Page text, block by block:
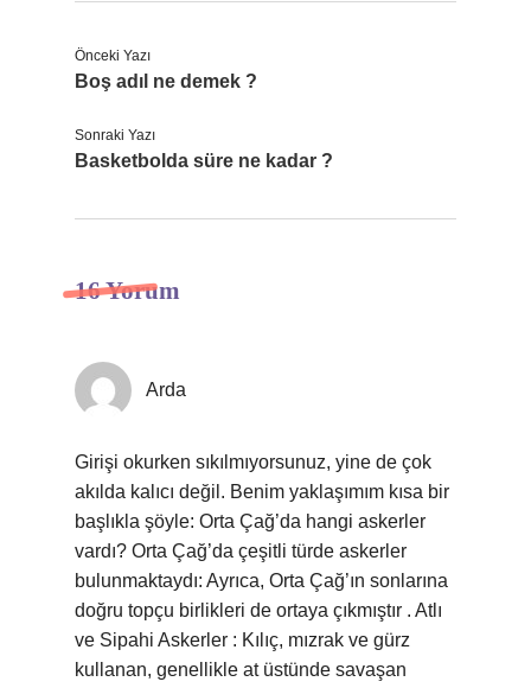
Önceki Yazı
Boş adıl ne demek ?
Sonraki Yazı
Basketbolda süre ne kadar ?
16 Yorum
Arda
Girişi okurken sıkılmıyorsunuz, yine de çok
akılda kalıcı değil. Benim yaklaşımım kısa bir
başlıkla şöyle: Orta Çağ’da hangi askerler
vardı? Orta Çağ’da çeşitli türde askerler
bulunmaktaydı: Ayrıca, Orta Çağ’ın sonlarına
doğru topçu birlikleri de ortaya çıkmıştır . Atlı
ve Sipahi Askerler : Kılıç, mızrak ve gürz
kullanan, genellikle at üstünde savaşan